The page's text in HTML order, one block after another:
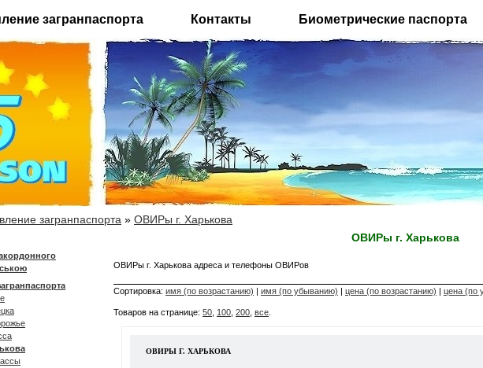
загранпаспорта Контакты Биометрические паспорта
загранпаспорта » ОВИРы г. Харькова
ОВИРы г. Харькова
ОВИРы г. Харькова адреса и телефоны ОВИРов
Сортировка: имя (по возрастанию) | имя (по убыванию) | цена (по возрастанию) | цена (по
Товаров на странице: 50 100 200 все
ОВИРЫ Г. ХАРЬКОВА